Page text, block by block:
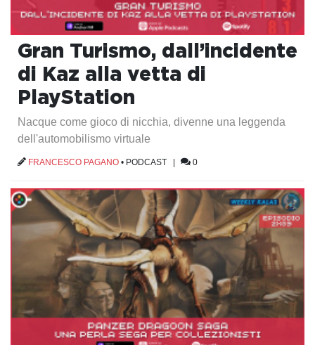
Gran Turismo, dall’incidente
di Kaz alla vetta di
PlayStation
Nacque come gioco di nicchia, divenne una leggenda
dell'automobilismo virtuale
FRANCESCO PAGANO • PODCAST | 0